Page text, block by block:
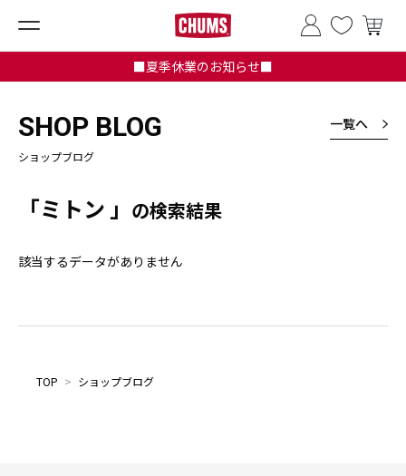
■夏季休業のお知らせ■
SHOP BLOG
ショップブログ
一覧へ
「ミトン 」 の検索結果
該当するデータがありません
TOP > ショップブログ